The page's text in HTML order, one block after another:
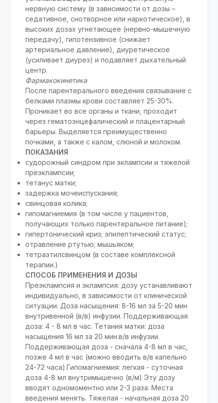
нервную систему (в зависимости от дозы –
седативное, снотворное или наркотическое), в
высоких дозах угнетающее (нервно-мышечную
передачу), гипотензивное (снижает
артериальное давление), диуретическое
(усиливает диурез) и подавляет дыхательный
центр.
Фармакокинетика
После парентерального введения связывание с
белками плазмы крови составляет 25-30%.
Проникает во все органы и ткани, проходит
через гематоэнцефалический и плацентарный
барьеры. Выделяется преимущественно
почками, а также с калом, слюной и молоком.
ПОКАЗАНИЯ
судорожный синдром при эклампсии и тяжелой
преэклампсии;
тетанус матки;
задержка мочеиспускания;
свинцовая колика;
гипомагниемия (в том числе у пациентов,
получающих только парентеральное питание);
гипертонический криз; эпилептический статус;
отравление ртутью; мышьяком;
тетраэтилсвинцом (в составе комплексной
терапии.)
СПОСОБ ПРИМЕНЕНИЯ И ДОЗЫ
Преэклампсия и эклампсия: дозу устанавливают
индивидуально, в зависимости от клинической
ситуации. Доза насыщения: 8-16 мл за 5-20 мин
внутривенной (в/в) инфузии. Поддерживающая
доза: 4 - 8 мл в час. Тетания матки: доза
насыщения 16 мл за 20 мин.в/в инфузии.
Поддерживающая доза - сначала 4-8 мл в час,
позже 4 мл в час (можно вводить в/в капельно
24-72 часа).Гипомагниемия: легкая - суточная
доза 4-8 мл внутримышечно (в/м) Эту дозу
вводят одномоментно или 2-3 раза. Места
введения менять. Тяжелая - начальная доза 20